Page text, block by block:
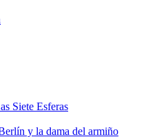
Siete Esferas
y la dama del armiño